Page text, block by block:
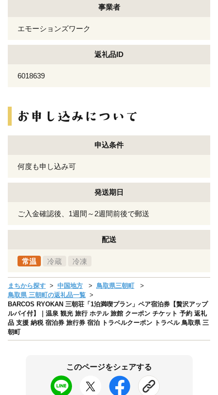
事業者
エモーションズワーク
返礼品ID
6018639
申込条件
何度も申し込み可
発送期日
ご入金確認後、1週間～2週間前後で郵送
配送
常温 冷蔵 冷凍
まちから探す 中国地方
鳥取県三朝町
鳥取県 三朝町の返礼品一覧
BARCOS RYOKAN 三朝荘「1泊満喫プラン」ペア宿泊券【贅沢アップ
ルパイ付】｜温泉 観光 旅行 ホテル 旅館 クーポン チケット 予約 返礼
品 支援 納税 宿泊券 旅行券 宿泊 トラベルクーポン トラベル 鳥取県 三
朝町
このページをシェアする